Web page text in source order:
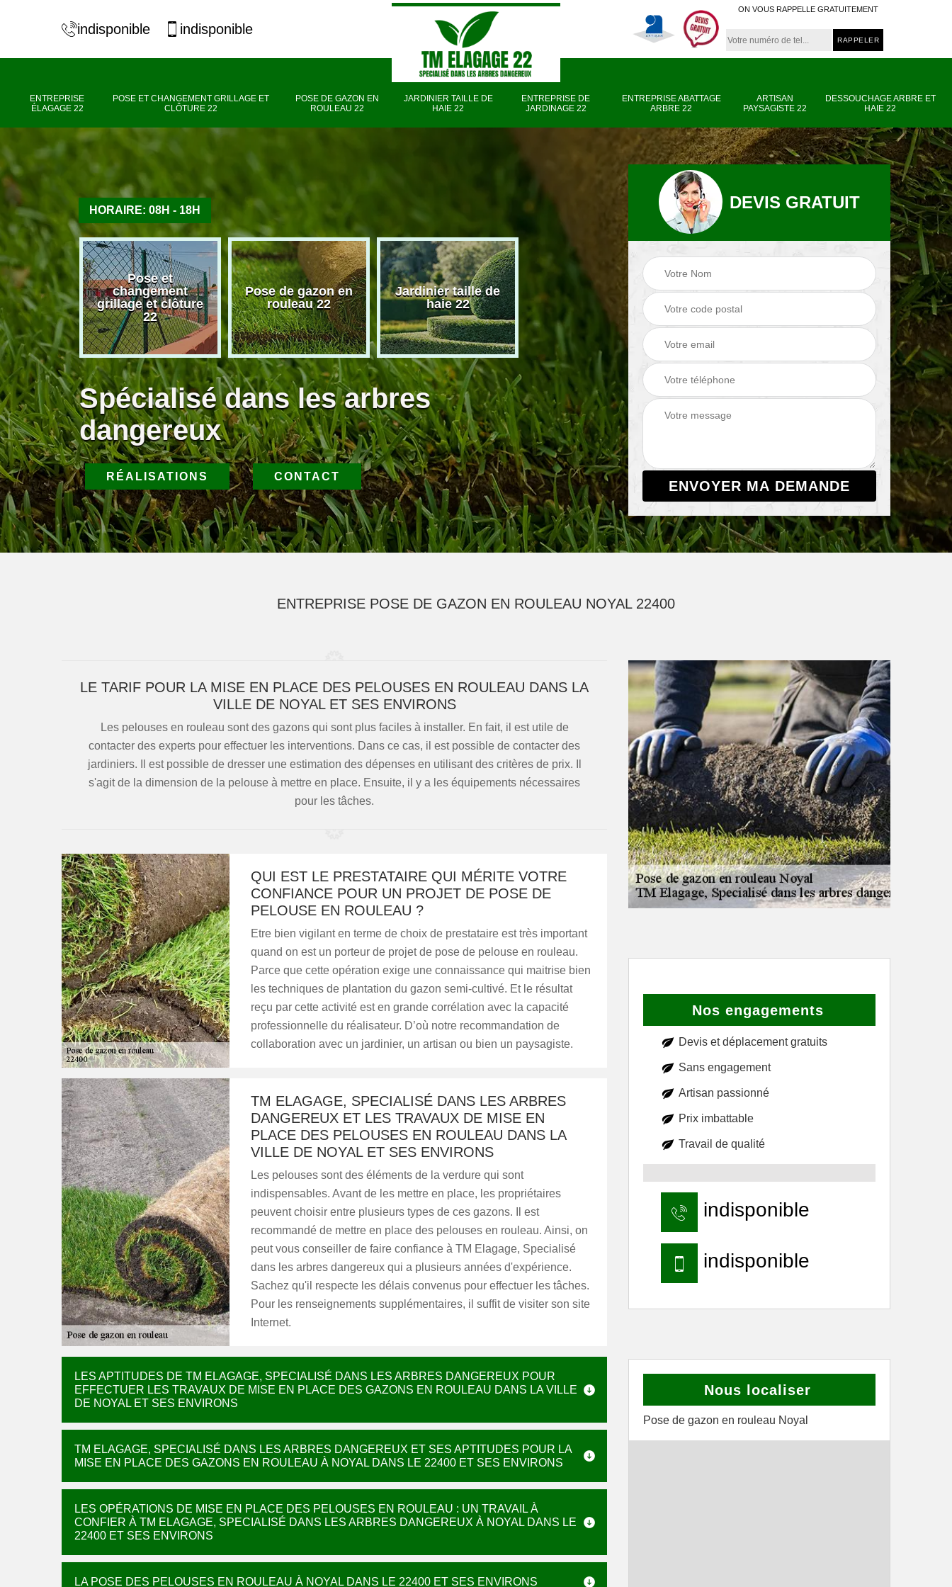
indisponible indisponible
ON VOUS RAPPELLE GRATUITEMENT
ENTREPRISE
ÉLAGAGE 22
POSE ET CHANGEMENT GRILLAGE ET
CLÔTURE 22
POSE DE GAZON EN
ROULEAU 22
JARDINIER TAILLE DE
HAIE 22
ENTREPRISE DE
JARDINAGE 22
ENTREPRISE ABATTAGE
ARBRE 22
ARTISAN
PAYSAGISTE 22
DESSOUCHAGE ARBRE ET
HAIE 22
HORAIRE: 08H - 18H
élagage
Pose et
changement
grillage et clôture
22
Pose de gazon en
rouleau 22
Jardinier taille de
haie 22
Entreprise de
jardinage 22
Entreprise abattage
arbre 22
Artisan paysagiste
22
Spécialisé dans les arbres
dangereux
RÉALISATIONS CONTACT
DEVIS GRATUIT
ENTREPRISE POSE DE GAZON EN ROULEAU NOYAL 22400
LE TARIF POUR LA MISE EN PLACE DES PELOUSES EN ROULEAU DANS LA
VILLE DE NOYAL ET SES ENVIRONS
Les pelouses en rouleau sont des gazons qui sont plus faciles à installer. En fait, il est utile de
contacter des experts pour effectuer les interventions. Dans ce cas, il est possible de contacter des
jardiniers. Il est possible de dresser une estimation des dépenses en utilisant des critères de prix. Il
s'agit de la dimension de la pelouse à mettre en place. Ensuite, il y a les équipements nécessaires
pour les tâches.
QUI EST LE PRESTATAIRE QUI MÉRITE VOTRE
CONFIANCE POUR UN PROJET DE POSE DE
PELOUSE EN ROULEAU ?
Etre bien vigilant en terme de choix de prestataire est très important
quand on est un porteur de projet de pose de pelouse en rouleau.
Parce que cette opération exige une connaissance qui maitrise bien
les techniques de plantation du gazon semi-cultivé. Et le résultat
reçu par cette activité est en grande corrélation avec la capacité
professionnelle du réalisateur. D’où notre recommandation de
collaboration avec un jardinier, un artisan ou bien un paysagiste.
TM ELAGAGE, SPECIALISÉ DANS LES ARBRES
DANGEREUX ET LES TRAVAUX DE MISE EN
PLACE DES PELOUSES EN ROULEAU DANS LA
VILLE DE NOYAL ET SES ENVIRONS
Les pelouses sont des éléments de la verdure qui sont
indispensables. Avant de les mettre en place, les propriétaires
peuvent choisir entre plusieurs types de ces gazons. Il est
recommandé de mettre en place des pelouses en rouleau. Ainsi, on
peut vous conseiller de faire confiance à TM Elagage, Specialisé
dans les arbres dangereux qui a plusieurs années d'expérience.
Sachez qu'il respecte les délais convenus pour effectuer les tâches.
Pour les renseignements supplémentaires, il suffit de visiter son site
Internet.
LES APTITUDES DE TM ELAGAGE, SPECIALISÉ DANS LES ARBRES DANGEREUX POUR
EFFECTUER LES TRAVAUX DE MISE EN PLACE DES GAZONS EN ROULEAU DANS LA VILLE
DE NOYAL ET SES ENVIRONS
TM ELAGAGE, SPECIALISÉ DANS LES ARBRES DANGEREUX ET SES APTITUDES POUR LA
MISE EN PLACE DES GAZONS EN ROULEAU À NOYAL DANS LE 22400 ET SES ENVIRONS
LES OPÉRATIONS DE MISE EN PLACE DES PELOUSES EN ROULEAU : UN TRAVAIL À
CONFIER À TM ELAGAGE, SPECIALISÉ DANS LES ARBRES DANGEREUX À NOYAL DANS LE
22400 ET SES ENVIRONS
LA POSE DES PELOUSES EN ROULEAU À NOYAL DANS LE 22400 ET SES ENVIRONS
Nos engagements
Devis et déplacement gratuits
Sans engagement
Artisan passionné
Prix imbattable
Travail de qualité
indisponible
indisponible
Nous localiser
Pose de gazon en rouleau Noyal